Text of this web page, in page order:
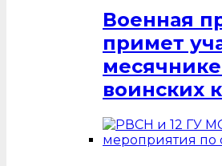
Военная
примет
воинских